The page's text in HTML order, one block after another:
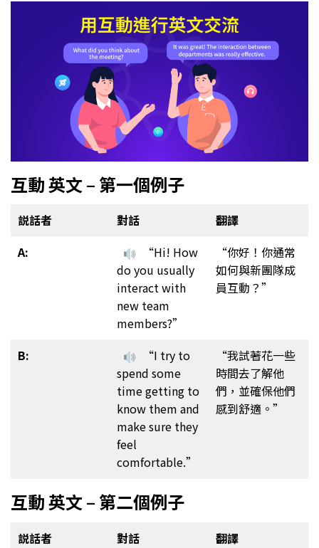
互動 英文 – 第一個例子
説話者 對話
翻譯
A:
“Hi! How
do you usually
interact with
new team
members?”
“你好！你通常
如何與新團隊成
員互動？”
B:
“I try to
spend some
time getting to
know them and
make sure they
feel
comfortable.”
“我試著花一些
時間去了解他
們，並確保他們
感到舒適。”
互動 英文 – 第二個例子
説話者 對話
翻譯